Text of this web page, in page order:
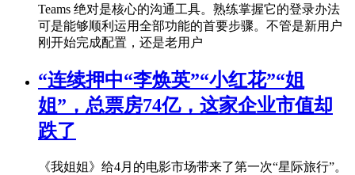
Teams 绝对是核心的沟通工具。熟练掌握它的登录办法
可是能够顺利运用全部功能的首要步骤。不管是新用户
刚开始完成配置，还是老用户
“连续押中“李焕英”“小红花”“姐
姐”，总票房74亿，这家企业市值却
跌了
《我姐姐》给4月的电影市场带来了第一次“星际旅行”。